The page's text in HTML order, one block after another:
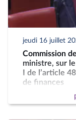
jeudi 16 juillet
Commission
ministre, sur
I de l’article
de finances